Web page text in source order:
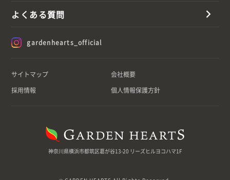
よくある質問
gardenhearts_official
サイトマップ
会社概要
採用情報
個人情報保護方針
神奈川県横浜市都筑区葛が谷13-20 リーズヒルヨコハマ1F